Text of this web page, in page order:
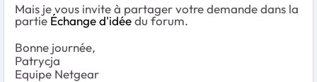
Mais je vous invite à partager votre demande dans la
partie Échange d'idéedu forum.
Bonne journée,
Patrycja
Equipe Netgear